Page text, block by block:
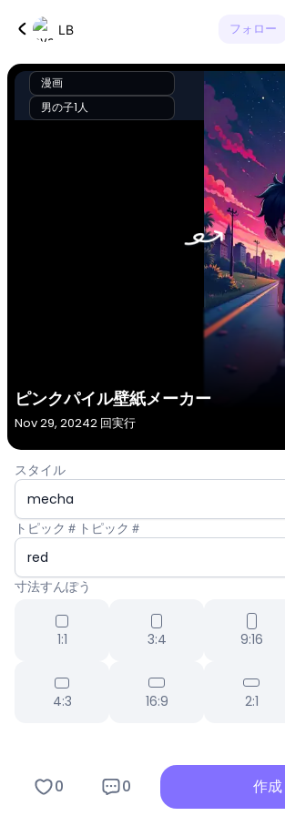
LB フォロー
漫画
男の子1人
ピンクパイル壁紙メーカー
Nov 29, 20242 回実行
スタイル
トピック＃トピック＃
寸法すんぽう
1:1 3:4 9:16
4:3 16:9 2:1
0 0 作成